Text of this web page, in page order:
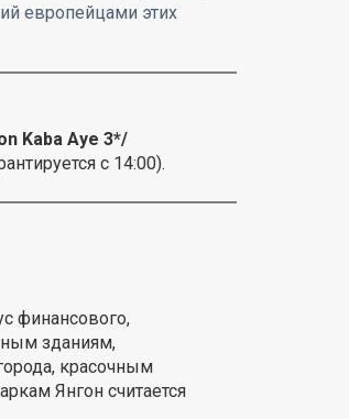
европейцами этих
Kaba Aye 3*/
с 14:00).
финансового,
зданиям,
красочным
Янгон считается